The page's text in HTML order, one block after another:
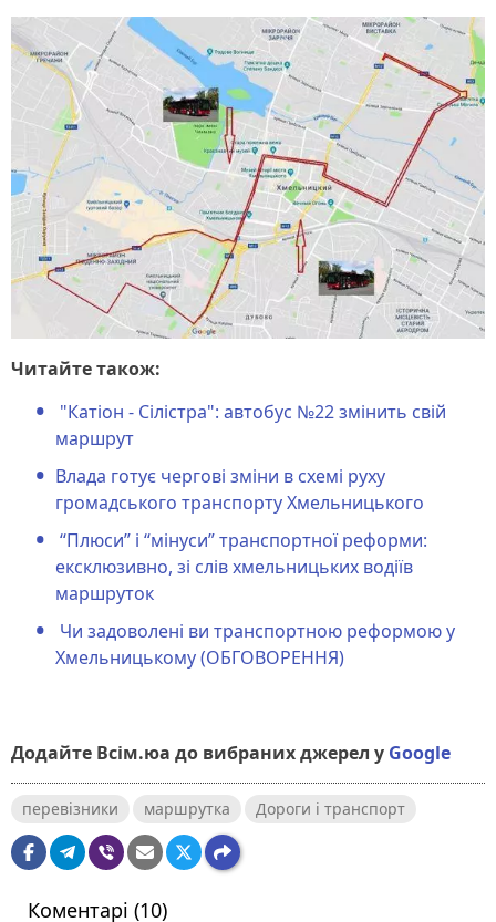
Читайте також:
"Катіон - Сілістра": автобус №22 змінить свій
маршрут
Влада готує чергові зміни в схемі руху
громадського транспорту Хмельницького
“Плюси” і “мінуси” транспортної реформи:
ексклюзивно, зі слів хмельницьких водіїв
маршруток
Чи задоволені ви транспортною реформою у
Хмельницькому (ОБГОВОРЕННЯ)
Додайте Всім.юа до вибраних джерел у Google
перевізники маршрутка Дороги і транспорт
Коментарі (10)